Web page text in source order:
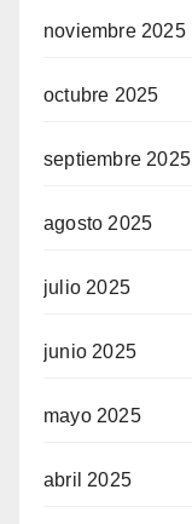
noviembre 2025
octubre 2025
septiembre 2025
agosto 2025
julio 2025
junio 2025
mayo 2025
abril 2025